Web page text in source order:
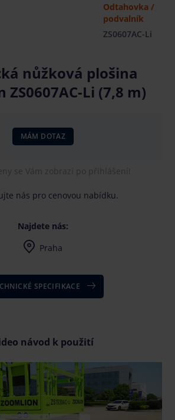
Odtahovka /
podvalník
ZS0607AC-Li
nůžková plošina
ZS0607AC-Li (7,8 m)
MÁM DOTAZ
se Vám zobrazí po přihlášení!
nás pro cenovou nabídku.
Najdete nás:
Praha
SPECIFIKACE
návod k použití